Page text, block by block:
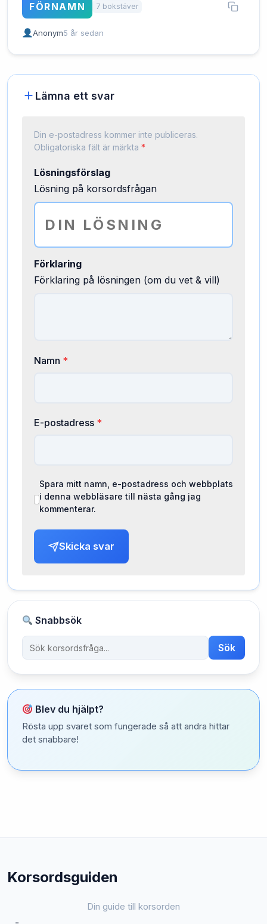
FÖRNAMN 7 bokstäver
Anonym5 år sedan
Lämna ett svar
Din e-postadress kommer inte publiceras.
Obligatoriska fält är märkta *
Lösningsförslag
Lösning på korsordsfrågan
Förklaring
Förklaring på lösningen (om du vet & vill)
Namn *
E-postadress *
Spara mitt namn, e-postadress och webbplats
i denna webbläsare till nästa gång jag
kommenterar.
Skicka svar
Snabbsök
Sök
Blev du hjälpt?
Rösta upp svaret som fungerade så att andra hittar
det snabbare!
Korsordsguiden
Din guide till korsorden